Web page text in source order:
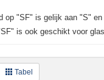
op "SF" is gelijk aan "S"
is ook geschikt voor
Tabel